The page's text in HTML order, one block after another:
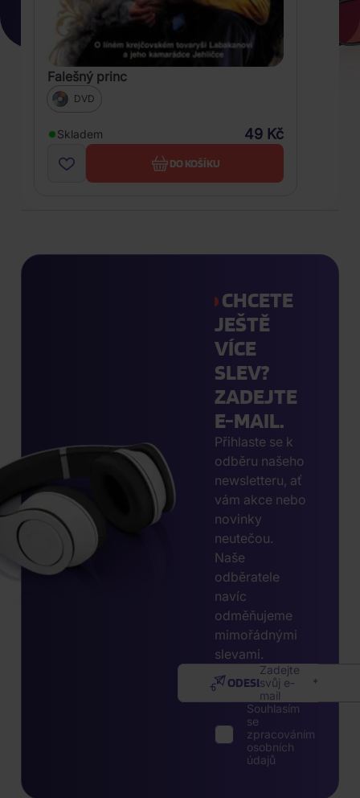
Falešný princ
DVD
Skladem 49 Kč
DO KOŠÍKU
CHCETE
JEŠTĚ
VÍCE
SLEV?
ZADEJTE
E-MAIL.
Přihlaste se k
odběru našeho
newsletteru, ať
vám akce nebo
novinky
neutečou.
Naše
odběratele
navíc
odměňujeme
mimořádnými
slevami.
Zadejte
svůj e-
mail
ODESLAT
Souhlasím
se
zpracováním
osobních
údajů